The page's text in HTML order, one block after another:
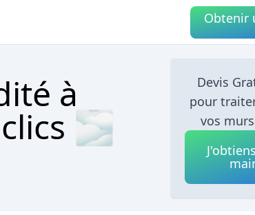
Obtenir
à
clics 🌫
Devis
pour
vos